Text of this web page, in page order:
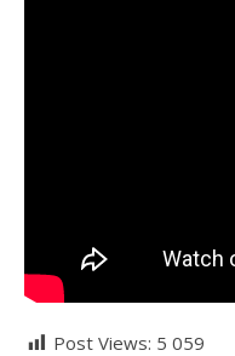
Post Views: 5 059